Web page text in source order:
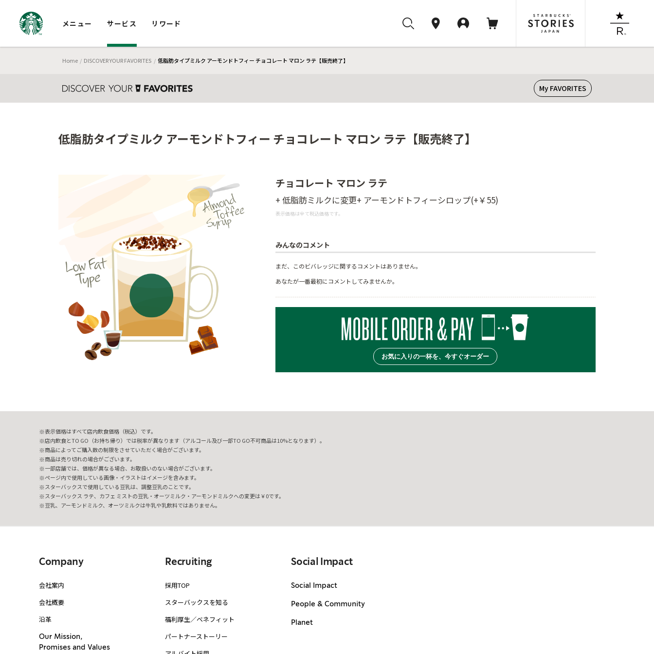
メニュー サービス リワード
Home DISCOVER YOUR FAVORITES 低脂肪タイプミルク アーモンドトフィー チョコレート マロン ラテ【販売終了】
My FAVORITES
低脂肪タイプミルク アーモンドトフィー チョコレート マロン ラテ【販売終了】
チョコレート マロン ラテ
+ 低脂肪ミルクに変更+ アーモンドトフィーシロップ(+￥55)
表示価格は全て税込価格です。
みんなのコメント
まだ、このビバレッジに関するコメントはありません。
あなたが一番最初にコメントしてみませんか。
お気に入りの一杯を、今すぐオーダー
表示価格はすべて店内飲食価格（税込）です。
店内飲食とTO GO（お持ち帰り）では税率が異なります（アルコール及び一部TO GO不可商品は10%となります）。
商品によってご購入数の制限をさせていただく場合がございます。
商品は売り切れの場合がございます。
一部店舗では、価格が異なる場合、お取扱いのない場合がございます。
ページ内で使用している画像・イラストはイメージを含みます。
スターバックスで使用している豆乳は、調整豆乳のことです。
スターバックス ラテ、カフェ ミストの豆乳・オーツミルク・アーモンドミルクへの変更は￥0です。
豆乳、アーモンドミルク、オーツミルクは牛乳や乳飲料ではありません。
Company
会社案内
会社概要
沿革
Our Mission,
Promises and Values
Recruiting
採用TOP
スターバックスを知る
福利厚生／ベネフィット
パートナーストーリー
Social Impact
Social Impact
People & Community
Planet